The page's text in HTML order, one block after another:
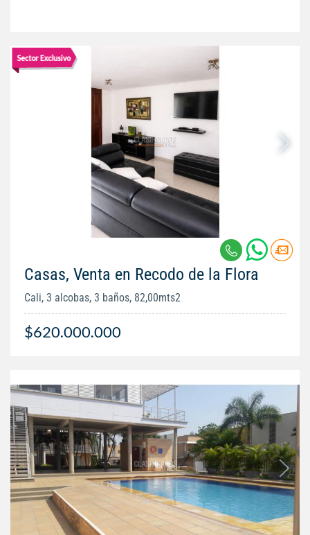
Casas, Venta en Recodo de la Flora
Cali, 3 alcobas, 3 baños, 82,00mts2
$620.000.000